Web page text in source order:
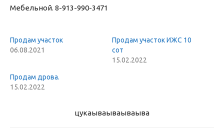
Мебельной. 8-913-990-3471
Продам участок
06.08.2021
Продам участок ИЖС 10
сот
15.02.2022
Продам дрова.
15.02.2022
цукаываываываыва